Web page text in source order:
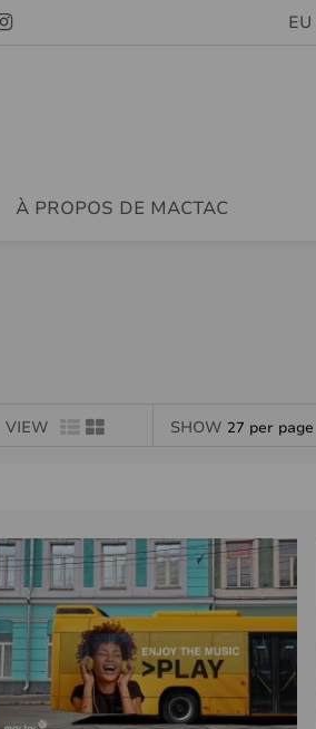
À PROPOS DE MACTAC
VIEW SHOW 27 per page